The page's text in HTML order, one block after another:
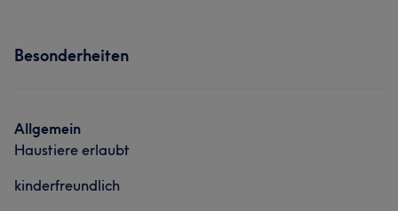
Kompetent 9
Besonderheiten
Allgemein
Haustiere erlaubt
kinderfreundlich